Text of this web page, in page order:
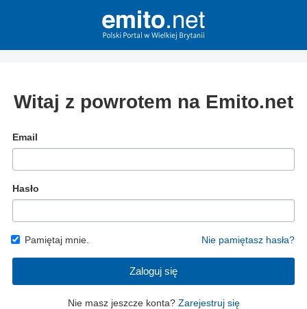
Witaj z powrotem na Emito.net
Email
Hasło
Pamiętaj mnie. Nie pamiętasz hasła?
Zaloguj się
Nie masz jeszcze konta? Zarejestruj się